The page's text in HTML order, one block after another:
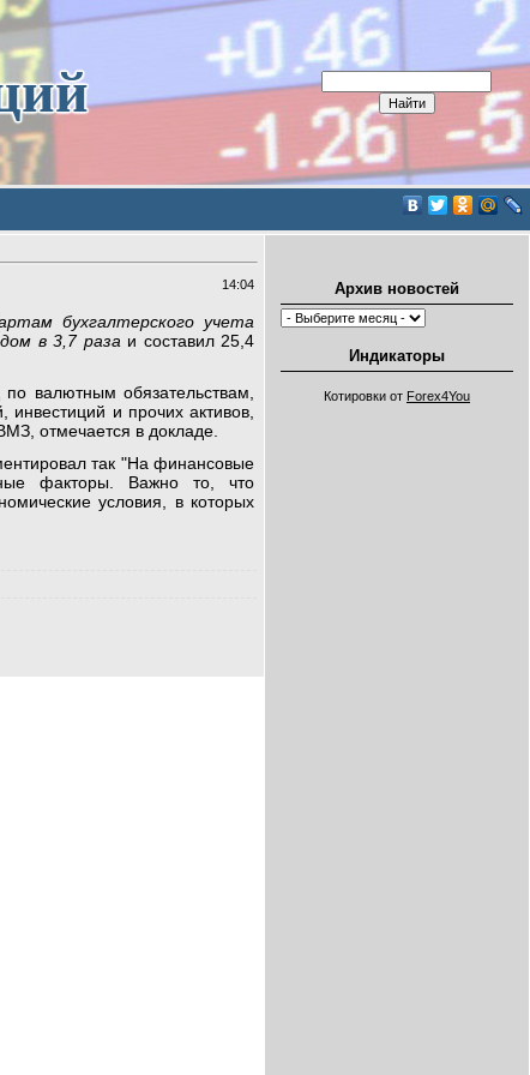
14:04
бухгалтерского учета
в 3,7 разаи составил 25,4
валютным обязательствам,
и прочих активов,
отмечается в докладе.
так "На финансовые
факторы. Важно то, что
условия, в которых
Архив новостей
Индикаторы
Котировки от Forex4You